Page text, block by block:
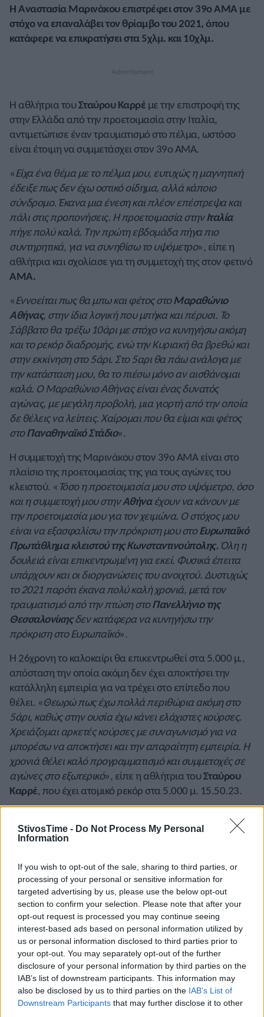
StivosTime - Do Not Process My Personal
Information
If you wish to opt-out of the sale, sharing to third parties, or
processing of your personal or sensitive information for
targeted advertising by us, please use the below opt-out
section to confirm your selection. Please note that after your
opt-out request is processed you may continue seeing
interest-based ads based on personal information utilized by
us or personal information disclosed to third parties prior to
your opt-out. You may separately opt-out of the further
disclosure of your personal information by third parties on the
IAB’s list of downstream participants. This information may
also be disclosed by us to third parties on the IAB’s List of
Downstream Participants that may further disclose it to other
Η Αναστασία Μαρινάκου επιστρέφει στον 39ο ΑΜΑ με
στόχο να επαναλάβει τον θρίαμβο του 2021, όπου
κατάφερε να επικρατήσει στα 5χλμ. και 10χλμ.
Η αθλήτρια τουΣταύρου Καρρέ με την επιστροφή της
στην Ελλάδα από την προετοιμασία στην Ιταλία,
αντιμετώπισε έναν τραυματισμό στο πέλμα, ωστόσο
είναι έτοιμη να συμμετάσχει στον 39ο ΑΜΑ.
«Είχα ένα θέμα με το πέλμα μου, ευτυχώς η μαγνητική
έδειξε πως δεν έχω οστικό οίδημα, αλλά κάποιο
σύνδρομο. Έκανα μια ένεση και πλέον επέστρεψα και
πάλι στις προπονήσεις. Η προετοιμασία στηνΙταλία
πήγε πολύ καλά. Την πρώτη εβδομάδα πήγα πιο
συντηρητικά, για να συνηθίσω το υψόμετρο», είπε η
αθλήτρια και σχολίασε για τη συμμετοχή της στον φετινό
ΑΜΑ.
«Εννοείται πως θα μπω και φέτος στοΜαραθώνιο
Αθήνας, στην ίδια λογική που μπήκα και πέρυσι. Το
Σάββατο θα τρέξω 10άρι με στόχο να κυνηγήσω ακόμη
και το ρεκόρ διαδρομής, ενώ την Κυριακή θα βρεθώ και
στην εκκίνηση στο 5άρι. Στο 5αρι θα πάω ανάλογα με
την κατάσταση μου, θα το πιέσω μόνο αν αισθάνομαι
καλά. Ο Μαραθώνιο Αθήνας είναι ένας δυνατός
αγώνας, με μεγάλη προβολή, μια γιορτή από την οποία
δε θέλεις να λείπεις. Χαίρομαι που θα είμαι και φέτος
στοΠαναθηναϊκό Στάδιο».
Η συμμετοχή της Μαρινάκου στον 39ο ΑΜΑ είναι στο
πλαίσιο της προετοιμασίας της για τους αγώνες του
κλειστού. « Τόσο η προετοιμασία μου στο υψόμετρο, όσο
και η συμμετοχή μου στηνΑθήναέχουν να κάνουν με
την προετοιμασία μου για τον χειμώνα. Ο στόχος μου
είναι να εξασφαλίσω την πρόκριση μου στοΕυρωπαϊκό
Πρωτάθλημα κλειστούτης Κωνσταντινούπολης. Όλη η
δουλειά είναι επικεντρωμένη για εκεί. Φυσικά έπειτα
υπάρχουν και οι διοργανώσεις του ανοιχτού. Δυστυχώς
το 2021 παρότι έκανα πολύ καλή χρονιά, μετά τον
τραυματισμό από την πτώση στοΠανελλήνιοτης
Θεσσαλονίκηςδεν κατάφερα να κυνηγήσω την
πρόκριση στο Ευρωπαϊκό».
Η 26χρονη το καλοκαίρι θα επικεντρωθεί στα 5.000 μ.,
απόσταση την οποία ακόμη δεν έχει αποκτήσει την
κατάλληλη εμπειρία για να τρέχει στο επίπεδο που
θέλει. «Θεωρώ πως έχω πολλά περιθώρια ακόμη στο
5άρι, καθώς στην ουσία έχω κάνει ελάχιστες κούρσες.
Χρειάζομαι αρκετές κούρσες με συναγωνισμό για να
μπορέσω να αποκτήσει και την απαραίτητη εμπειρία. Η
χρονιά θέλει καλό προγραμματισμό και συμμετοχές σε
αγώνες στο εξωτερικό», είπε η αθλήτρια τουΣταύρου
Καρρέ, που έχει ατομικό ρεκόρ στα 5.000 μ. 15.50.23.
που θα ξεχωρίσουν στον 39ο ΑΜΑ. Η αθλήτρια το 2021
τερμάτισε τα 10χλμ. σε 34.32 και πέτυχε νέο ρεκόρ
διαδρομής και τα 5χλμ. σε 16.40 και ισοφάρισε το ρεκόρ
διαδρομής που κατείχε από το 2017 η παγκόσμια
πρωταθλήτρια του 2017 στον μαραθώνιο,Ρόουζ
Τσελίμο.